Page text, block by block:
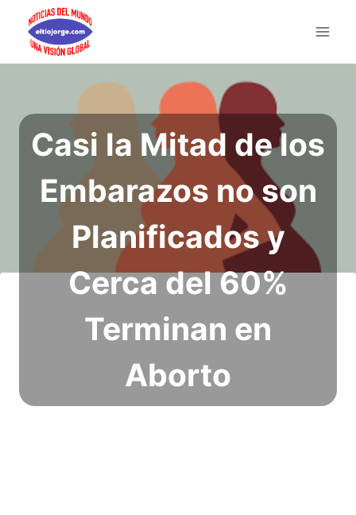
Saltar
contenido
Casi la Mitad de los
Embarazos no son
Planificados y
Cerca del 60%
Terminan en
Aborto